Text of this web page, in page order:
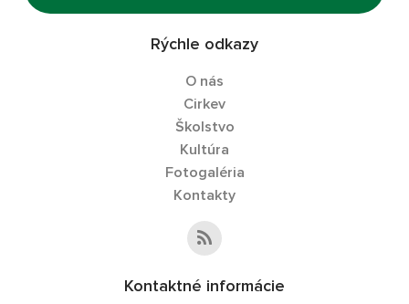
Rýchle odkazy
O nás
Cirkev
Školstvo
Kultúra
Fotogaléria
Kontakty
Kontaktné informácie